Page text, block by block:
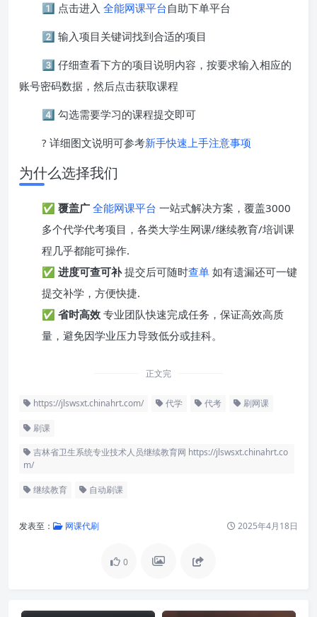
1️⃣ 点击进入 全能网课平台自助下单平台
2️⃣ 输入项目关键词找到合适的项目
3️⃣ 仔细查看下方的项目说明内容，按要求输入相应的
账号密码数据，然后点击获取课程
4️⃣ 勾选需要学习的课程提交即可
? 详细图文说明可参考新手快速上手注意事项
为什么选择我们
✅ 覆盖广 全能网课平台 一站式解决方案，覆盖3000
多个代学代考项目，各类大学生网课/继续教育/培训课
程几乎都能可操作.
✅ 进度可查可补提交后可随时查单 如有遗漏还可一键
提交补学，方便快捷.
✅ 省时高效 专业团队快速完成任务，保证高效高质
量，避免因学业压力导致低分或挂科。
正文完
https://jlswsxt.chinahrt.com/ 代学 代考 刷网课
刷课
吉林省卫生系统专业技术人员继续教育网 https://jlswsxt.chinahrt.co
m/
继续教育 自动刷课
发表至： 网课代刷 2025年4月18日
0